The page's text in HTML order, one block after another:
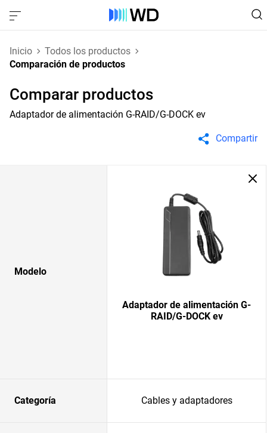
Inicio
Todos los productos
Comparación de productos
Comparar productos
Adaptador de alimentación G-RAID/G-DOCK ev
Compartir
Modelo
Adaptador de alimentación G-
RAID/G-DOCK ev
Categoría Cables y adaptadores